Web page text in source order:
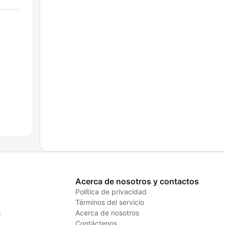
Acerca de nosotros y contactos
Política de privacidad
Términos del servicio
Acerca de nosotros